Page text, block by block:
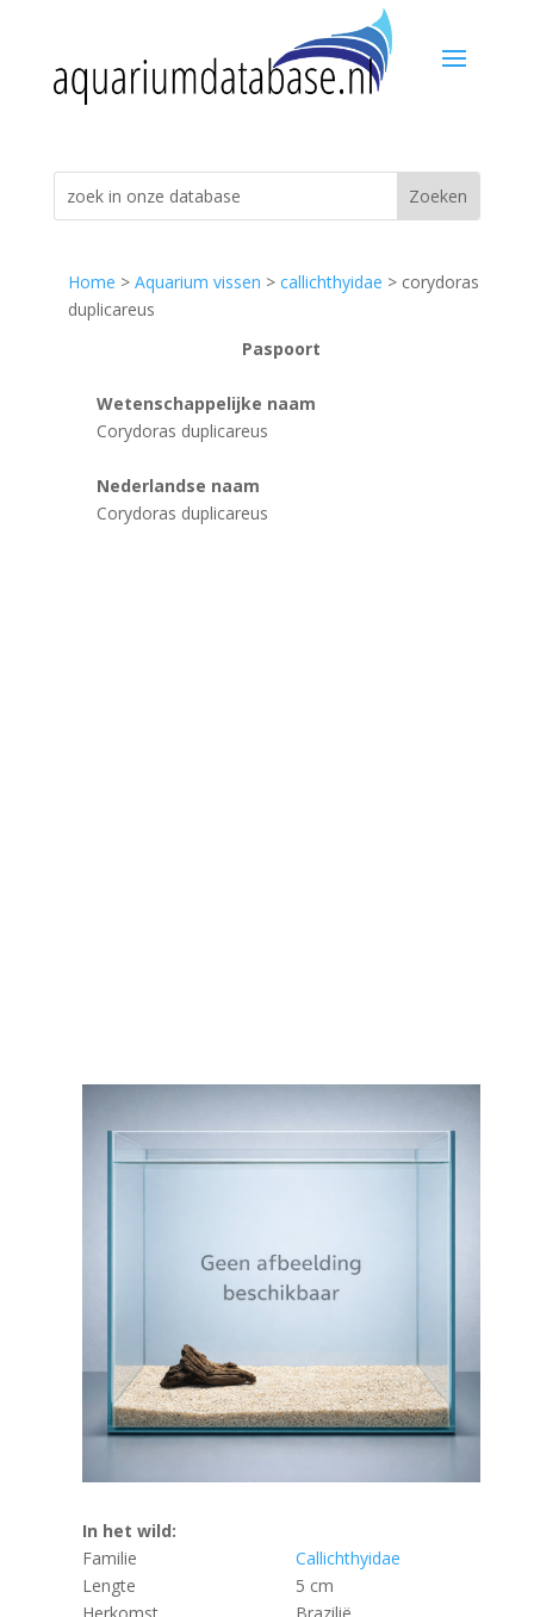
Home > Aquarium vissen > callichthyidae > corydoras
duplicareus
Paspoort
Wetenschappelijke naam
Corydoras duplicareus
Nederlandse naam
Corydoras duplicareus
In het wild:
Familie
Callichthyidae
Lengte
5 cm